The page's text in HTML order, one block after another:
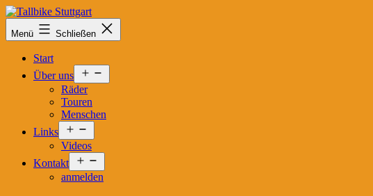
Zum
Inhalt
springen
Tallbike
Stuttgart
Menü Schließen
Start
Über uns
öffnen
Räder
Touren
Menschen
Links
öffnen
Videos
Kontakt
öffnen
anmelden